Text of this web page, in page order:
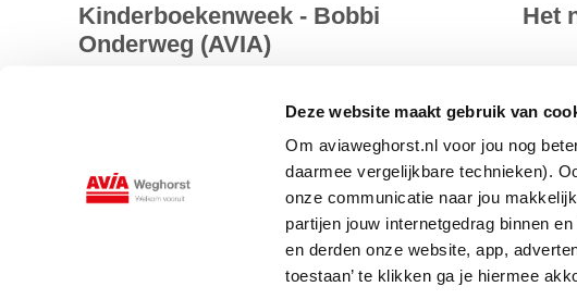
Deze website maakt gebruik van
Om aviaweghorst.nl voor jou nog
daarmee vergelijkbare technieken).
onze communicatie naar jou
partijen jouw internetgedrag binnen
en derden onze website, app,
toestaan’ te klikken ga je hiermee
Kinderboekenweek - Bobbi
Onderweg (AVIA)
geschreven van het welbekende Bobbi boekje, 'Bobbi
Onderweg'. Geheel in AVIA stijl....
Lees meer
Het
vorige
Lees